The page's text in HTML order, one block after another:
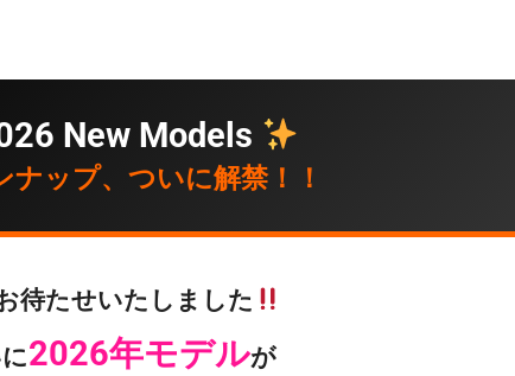
New Models
ナップ、ついに解禁！！
待たせいたしました
2026年モデルが